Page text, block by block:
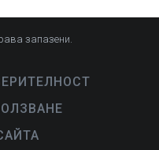
запазени.